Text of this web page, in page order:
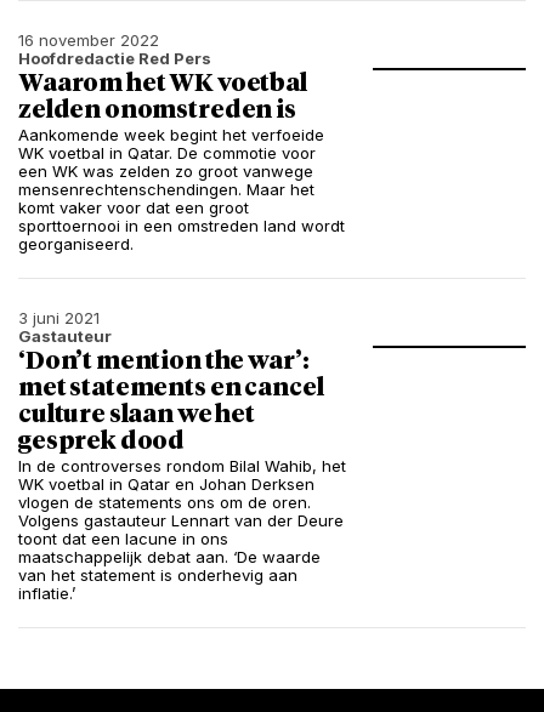
16 november 2022
Hoofdredactie Red Pers
Waarom het WK voetbal
zelden onomstreden is
Aankomende week begint het verfoeide
WK voetbal in Qatar. De commotie voor
een WK was zelden zo groot vanwege
mensenrechtenschendingen. Maar het
komt vaker voor dat een groot
sporttoernooi in een omstreden land wordt
georganiseerd.
3 juni 2021
Gastauteur
‘Don’t mention the war’:
met statements en cancel
culture slaan we het
gesprek dood
In de controverses rondom Bilal Wahib, het
WK voetbal in Qatar en Johan Derksen
vlogen de statements ons om de oren.
Volgens gastauteur Lennart van der Deure
toont dat een lacune in ons
maatschappelijk debat aan. ‘De waarde
van het statement is onderhevig aan
inflatie.’